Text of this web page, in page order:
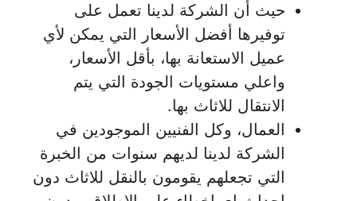
حيث أن الشركة لدينا تعمل على
توفيرها أفضل الأسعار التي يمكن لأي
عميل الاستعانة بها، بأقل الأسعار،
واعلي مستويات الجودة التي يتم
الانتقال للاثاث بها.
العمال، وكل الفنيين الموجودين في
الشركة لدينا لديهم سنوات من الخبرة
التي تجعلهم يقومون بالنقل للاثاث دون